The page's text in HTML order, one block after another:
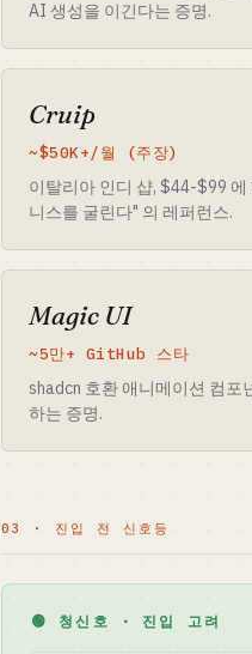
AI 생성을 이긴다는 증명.
Cruip
~$50K+/월 (주장)
이탈리아 인디 샵, $44-$99
니스를 굴린다" 의 레퍼런스.
Magic UI
~5만+ GitHub 스타
shadcn 호환 애니메이션 컴포
하는 증명.
03 · 진입 전 신호등
🟢 청신호 · 진입 고려